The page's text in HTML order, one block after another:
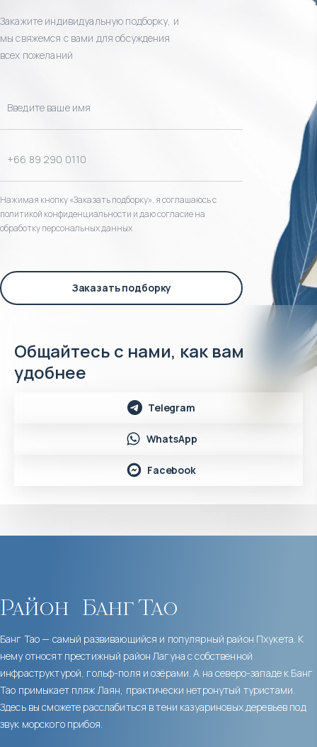
Закажите индивидуальную подборку, и
мы свяжемся с вами для обсуждения
всех пожеланий
Нажимая кнопку «Заказать подборку», я соглашаюсь с
политикой конфиденциальности и даю согласие на
обработку персональных данных
Заказать подборку
Общайтесь с нами, как вам
удобнее
Telegram
WhatsApp
Facebook
Район Банг Тао
Банг Тао — самый развивающийся и популярный район Пхукета. К
нему относят престижный район Лагуна с собственной
инфраструктурой, гольф-поля и озёрами. А на северо-западе к Банг
Тао примыкает пляж Лаян, практически нетронутый туристами.
Здесь вы сможете расслабиться в тени казуариновых деревьев под
звук морского прибоя.